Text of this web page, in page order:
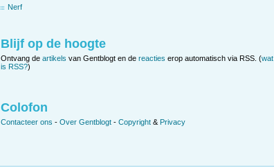
Nerf
Blijf op de hoogte
Ontvang de artikels van Gentblogt en de reacties erop automatisch via RSS. (wat
is RSS?)
Colofon
Contacteer ons - Over Gentblogt - Copyright & Privacy